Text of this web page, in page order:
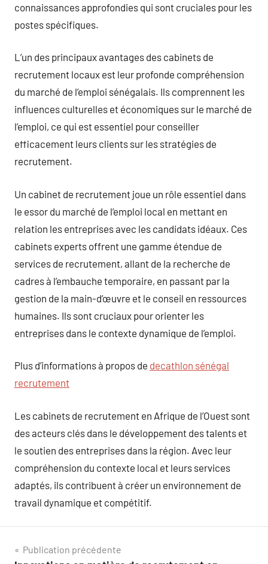
connaissances approfondies qui sont cruciales pour les
postes spécifiques.
L’un des principaux avantages des cabinets de
recrutement locaux est leur profonde compréhension
du marché de l’emploi sénégalais. Ils comprennent les
influences culturelles et économiques sur le marché de
l’emploi, ce qui est essentiel pour conseiller
efficacement leurs clients sur les stratégies de
recrutement.
Un cabinet de recrutement joue un rôle essentiel dans
le essor du marché de l’emploi local en mettant en
relation les entreprises avec les candidats idéaux. Ces
cabinets experts offrent une gamme étendue de
services de recrutement, allant de la recherche de
cadres à l’embauche temporaire, en passant par la
gestion de la main-d’œuvre et le conseil en ressources
humaines. Ils sont cruciaux pour orienter les
entreprises dans le contexte dynamique de l’emploi.
Plus d’informations à propos de decathlon sénégal
recrutement
Les cabinets de recrutement en Afrique de l’Ouest sont
des acteurs clés dans le développement des talents et
le soutien des entreprises dans la région. Avec leur
compréhension du contexte local et leurs services
adaptés, ils contribuent à créer un environnement de
travail dynamique et compétitif.
Navigation
Publication précédente